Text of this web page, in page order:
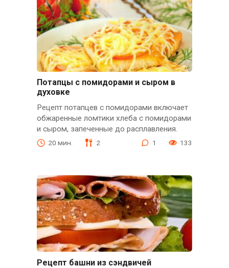
Потапцы с помидорами и сыром в
духовке
Рецепт потапцев с помидорами включает
обжаренные ломтики хлеба с помидорами
и сыром, запеченные до расплавления.
20 мин. 2 1 133
Рецепт башни из сэндвичей